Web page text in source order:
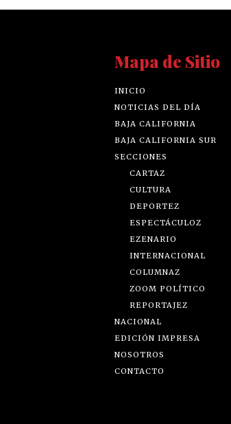
Mapa de Sitio
INICIO
NOTICIAS DEL DÍA
BAJA CALIFORNIA
BAJA CALIFORNIA SUR
SECCIONES
CARTAZ
CULTURA
DEPORTEZ
ESPECTÁCULOZ
EZENARIO
INTERNACIONAL
COLUMNAZ
ZOOM POLÍTICO
REPORTAJEZ
NACIONAL
EDICIÓN IMPRESA
NOSOTROS
CONTACTO